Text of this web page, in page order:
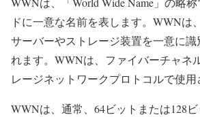
ドに一意な名前を表します。WWNは
サーバーやストレージ装置を一意に識
れます。WWNは、ファイバーチャネ
レージネットワークプロトコルで使用
WWNは、通常、64ビットまたは128